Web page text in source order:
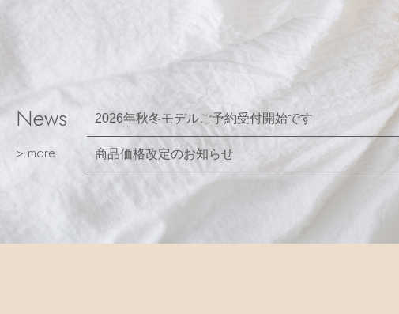
News
> more
2026年秋冬モデルご予約受付開始です
商品価格改定のお知らせ